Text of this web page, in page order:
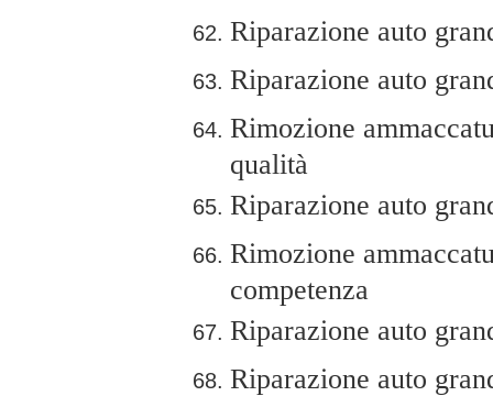
Riparazione auto
Riparazione auto
Rimozione
qualità
Riparazione auto
Rimozione
competenza
Riparazione auto
Riparazione auto